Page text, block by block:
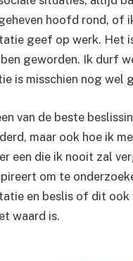
hoofd rond, of
geef op werk. Het
geworden. Ik durf
is misschien nog wel
van de beste
maar ook hoe ik
een die ik nooit zal
om te
en beslis of dit
waard is.